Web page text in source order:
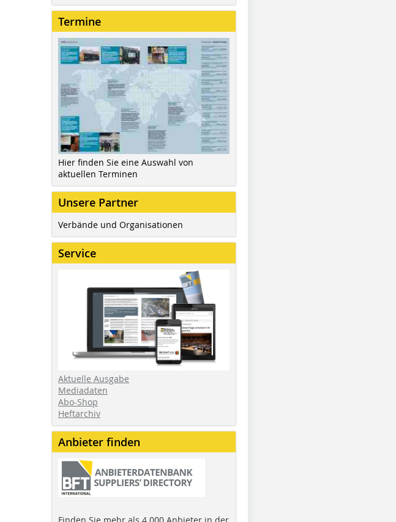
Termine
Hier finden Sie eine Auswahl von
aktuellen Terminen
Unsere Partner
Verbände und Organisationen
Service
Aktuelle Ausgabe
Mediadaten
Abo-Shop
Heftarchiv
Anbieter finden